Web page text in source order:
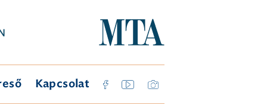
Kapcsolat